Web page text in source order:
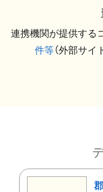
連携機関が提供する
件等（外部サイ